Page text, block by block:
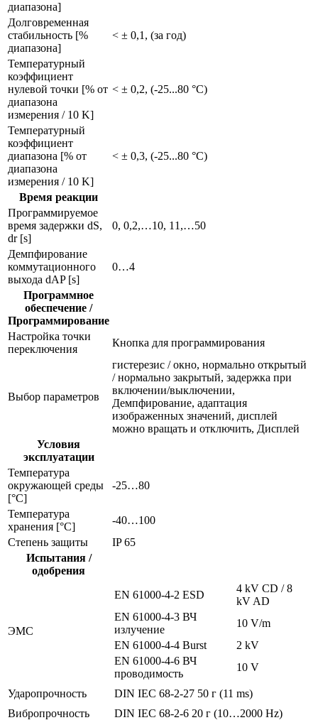
диапазона]
Долговременная
стабильность [%
диапазона]
< ± 0,1, (за год)
Температурный
коэффициент
нулевой точки [% от
диапазона
измерения / 10 K]
< ± 0,2, (-25...80 °C)
Температурный
коэффициент
диапазона [% от
диапазона
измерения / 10 K]
< ± 0,3, (-25...80 °C)
Время реакции
Программируемое
время задержки dS,
dr [s]
0, 0,2,…10, 11,…50
Демпфирование
коммутационного
выхода dAP [s]
0…4
Программное
обеспечение /
Программирование
Настройка точки
переключения
Кнопка для программирования
Выбор параметров
гистерезис / окно, нормально открытый
/ нормально закрытый, задержка при
включении/выключении,
Демпфирование, адаптация
изображенных значений, дисплей
можно вращать и отключить, Дисплей
Условия
эксплуатации
Температура
окружающей среды
[°C]
-25…80
Температура
хранения [°C]
-40…100
Степень защиты
IP 65
Испытания /
одобрения
ЭMC
EN 61000-4-2 ESD
4 kV CD / 8
kV AD
EN 61000-4-3 ВЧ
излучение
10 V/m
EN 61000-4-4 Burst
2 kV
EN 61000-4-6 ВЧ
проводимость
10 V
Ударопрочность DIN IEC 68-2-27 50 г (11 ms)
Вибропрочность
DIN IEC 68-2-6 20 г (10…2000 Hz)